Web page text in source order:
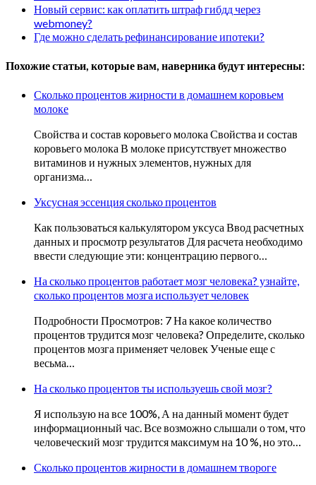
Новый сервис: как оплатить штраф гибдд через
webmoney?
Где можно сделать рефинансирование ипотеки?
Похожие статьи, которые вам, наверника будут интересны:
Сколько процентов жирности в домашнем коровьем
молоке
Свойства и состав коровьего молока Свойства и состав
коровьего молока В молоке присутствует множество
витаминов и нужных элементов, нужных для
организма…
Уксусная эссенция сколько процентов
Как пользоваться калькулятором уксуса Ввод расчетных
данных и просмотр результатов Для расчета необходимо
ввести следующие эти: концентрацию первого…
На сколько процентов работает мозг человека? узнайте,
сколько процентов мозга использует человек
Подробности Просмотров: 7 На какое количество
процентов трудится мозг человека? Определите, сколько
процентов мозга применяет человек Ученые еще с
весьма…
На сколько процентов ты используешь свой мозг?
Я использую на все 100%, А на данный момент будет
информационный час. Все возможно слышали о том, что
человеческий мозг трудится максимум на 10 %, но это…
Сколько процентов жирности в домашнем твороге